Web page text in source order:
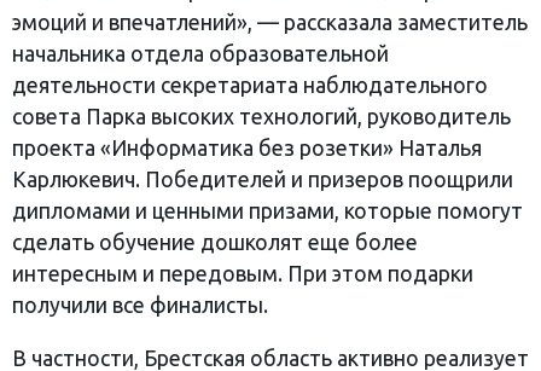
эмоций и впечатлений», — рассказала заместитель
начальника отдела образовательной
деятельности секретариата наблюдательного
совета Парка высоких технологий, руководитель
проекта «Информатика без розетки» Наталья
Карлюкевич. Победителей и призеров поощрили
дипломами и ценными призами, которые помогут
сделать обучение дошколят еще более
интересным и передовым. При этом подарки
получили все финалисты.
В частности, Брестская область активно реализует